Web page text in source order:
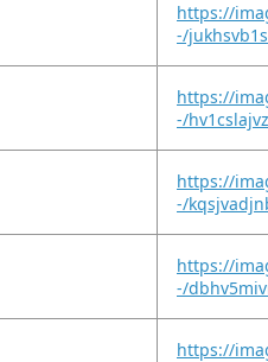
https://
-/
https://
-/
https://
-/
https://
-/
https://